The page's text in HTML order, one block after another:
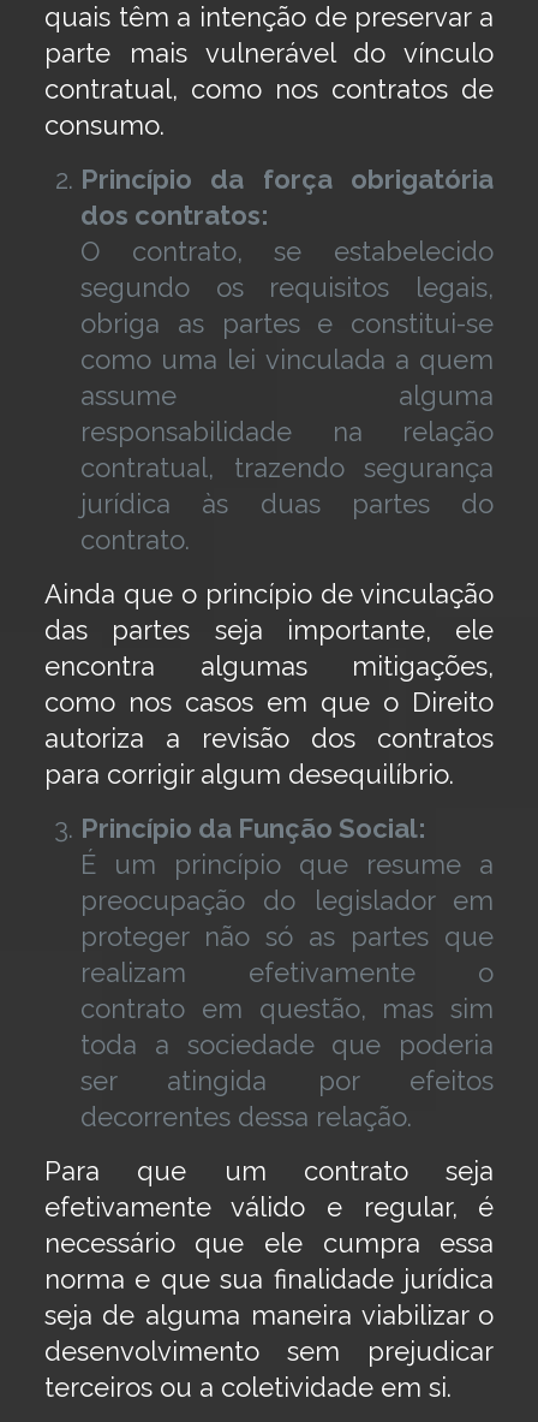
quais têm a intenção de preservar a
parte mais vulnerável do vínculo
contratual, como nos contratos de
consumo.
Princípio da força obrigatória
dos contratos:
O contrato, se estabelecido
segundo os requisitos legais,
obriga as partes e constitui-se
como uma lei vinculada a quem
assume alguma
responsabilidade na relação
contratual, trazendo segurança
jurídica às duas partes do
contrato.
Ainda que o princípio de vinculação
das partes seja importante, ele
encontra algumas mitigações,
como nos casos em que o Direito
autoriza a revisão dos contratos
para corrigir algum desequilíbrio.
Princípio da Função Social:
É um princípio que resume a
preocupação do legislador em
proteger não só as partes que
realizam efetivamente o
contrato em questão, mas sim
toda a sociedade que poderia
ser atingida por efeitos
decorrentes dessa relação.
Para que um contrato seja
efetivamente válido e regular, é
necessário que ele cumpra essa
norma e que sua finalidade jurídica
seja de alguma maneira viabilizar o
desenvolvimento sem prejudicar
terceiros ou a coletividade em si.